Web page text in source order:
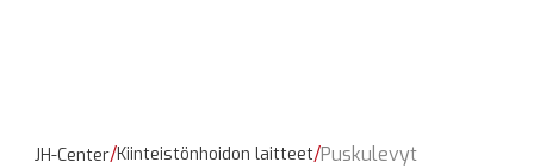
JH-Center Kiinteistönhoidon laitteet Puskulevyt